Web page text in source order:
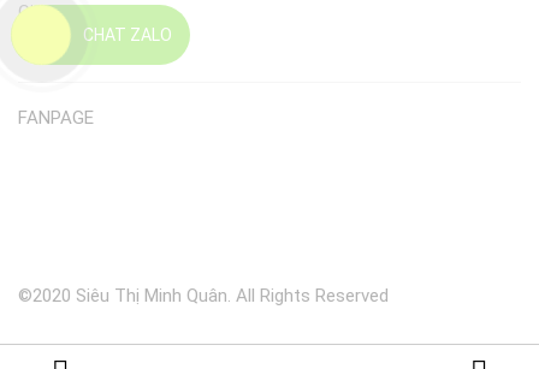
CHAT ZALO
Giao Nhận
Đổi Trả
FANPAGE
©2020 Siêu Thị Minh Quân. All Rights Reserved